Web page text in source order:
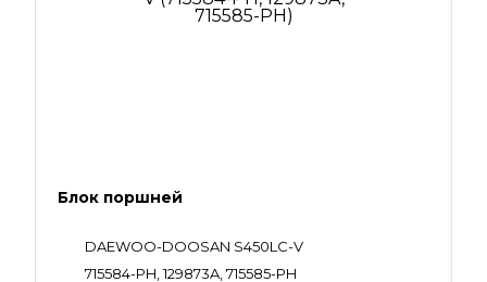
Блок поршней
DAEWOO-DOOSAN S450LC-V
715584-PH, 129873A, 715585-PH